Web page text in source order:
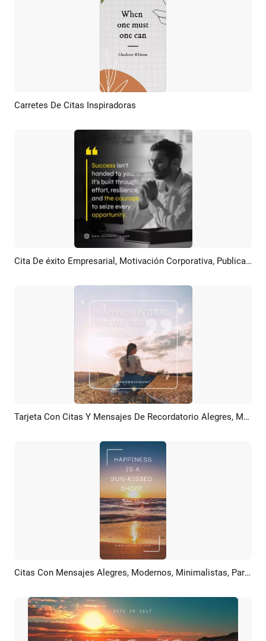
Previsualizar
Carretes De Citas Inspiradoras
Previsualizar Crear IA Cita De éxito Empresarial, Motivación Corporativa, Publicación En LinkedIn
Previsualizar Crear IA Tarjeta Con Citas Y Mensajes De Recordatorio Alegres, Modernos Y Minimalistas
Previsualizar Crear IA Citas Con Mensajes Alegres, Modernos, Minimalistas, Para Relajarse En La Playa